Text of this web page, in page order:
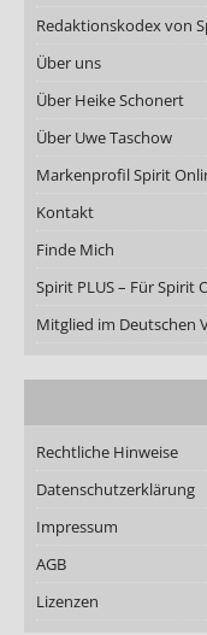
Redaktionskodex von
Über uns
Über Heike Schonert
Über Uwe Taschow
Markenprofil Spirit
Kontakt
Finde Mich
Spirit PLUS – Für Spirit
Mitglied im Deutschen
Rechtliche Hinweise
Datenschutzerklärung
Impressum
AGB
Lizenzen